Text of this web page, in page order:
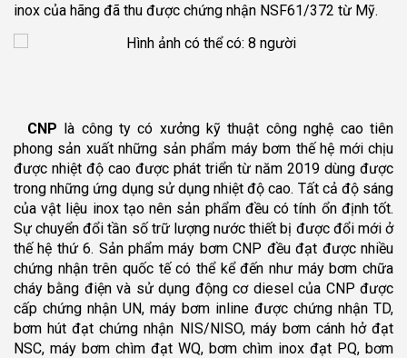
inox của hãng đã thu được chứng nhận NSF61/372 từ Mỹ.
CNP là công ty có xưởng kỹ thuật công nghệ cao tiên
phong sản xuất những sản phẩm máy bơm thế hệ mới chịu
được nhiệt độ cao được phát triển từ năm 2019 dùng được
trong những ứng dụng sử dụng nhiệt độ cao. Tất cả độ sáng
của vật liệu inox tạo nên sản phẩm đều có tính ổn định tốt.
Sự chuyển đổi tần số trữ lượng nước thiết bị được đổi mới ở
thế hệ thứ 6. Sản phẩm máy bơm CNP đều đạt được nhiều
chứng nhận trên quốc tế có thể kể đến như máy bơm chữa
cháy bằng điện và sử dụng động cơ diesel của CNP được
cấp chứng nhận UN, máy bơm inline được chứng nhận TD,
bơm hút đạt chứng nhận NIS/NISO, máy bơm cánh hở đạt
NSC, máy bơm chìm đạt WQ, bơm chìm inox đạt PQ, bơm